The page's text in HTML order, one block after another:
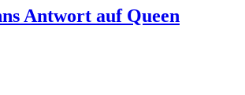
Antwort auf Queen